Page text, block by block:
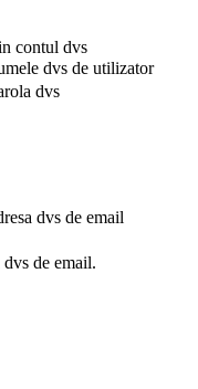
contul dvs
dvs de utilizator
dvs
dvs de email
de email.